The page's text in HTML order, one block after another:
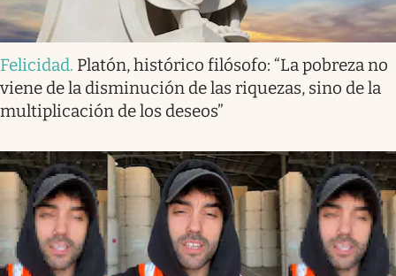
Felicidad. Platón, histórico filósofo: “La pobreza no
viene de la disminución de las riquezas, sino de la
multiplicación de los deseos”